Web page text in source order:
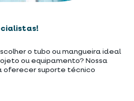
o tubo ou mangueira ideal
ou equipamento? Nossa
oferecer suporte técnico